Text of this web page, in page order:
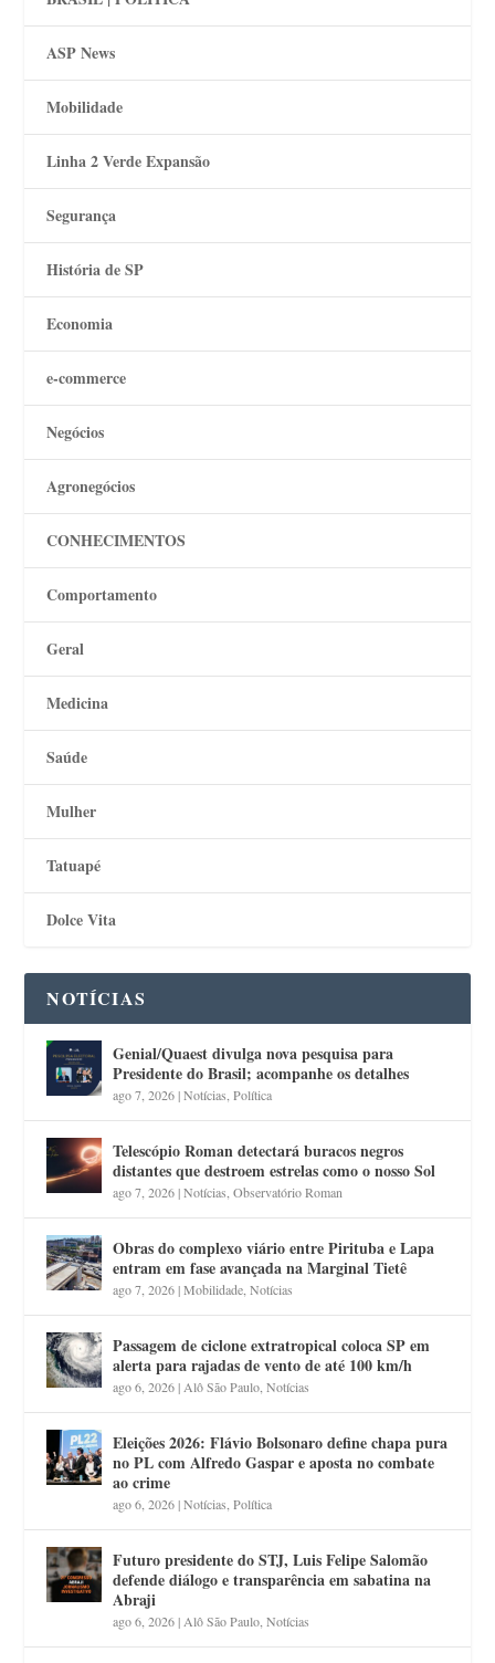
ASP News
Mobilidade
Linha 2 Verde Expansão
Segurança
História de SP
Economia
e-commerce
Negócios
Agronegócios
CONHECIMENTOS
Comportamento
Geral
Medicina
Saúde
Mulher
Tatuapé
Dolce Vita
NOTÍCIAS
Genial/Quaest divulga nova pesquisa para
Presidente do Brasil; acompanhe os detalhes
ago 7, 2026|Notícias ,Política
Telescópio Roman detectará buracos negros
distantes que destroem estrelas como o nosso Sol
ago 7, 2026|Notícias ,Observatório Roman
Obras do complexo viário entre Pirituba e Lapa
entram em fase avançada na Marginal Tietê
ago 7, 2026|Mobilidade ,Notícias
Passagem de ciclone extratropical coloca SP em
alerta para rajadas de vento de até 100 km/h
ago 6, 2026| Alô São Paulo ,Notícias
Eleições 2026: Flávio Bolsonaro define chapa pura
no PL com Alfredo Gaspar e aposta no combate
ao crime
ago 6, 2026|Notícias ,Política
Futuro presidente do STJ, Luis Felipe Salomão
defende diálogo e transparência em sabatina na
Abraji
ago 6, 2026| Alô São Paulo ,Notícias